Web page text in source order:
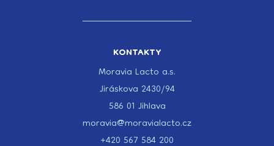
KONTAKTY
Moravia Lacto a.s.
Jiráskova 2430/94
586 01 Jihlava
moravia@moravialacto.cz
+420 567 584 200